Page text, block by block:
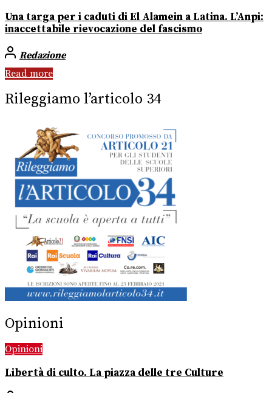
Una targa per i caduti di El Alamein a Latina. L’Anpi:
inaccettabile rievocazione del fascismo
Redazione
Read more
Rileggiamo l’articolo 34
Opinioni
Opinioni
Libertà di culto. La piazza delle tre Culture